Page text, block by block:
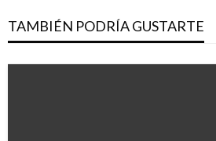
TAMBIÉN PODRÍA GUSTARTE